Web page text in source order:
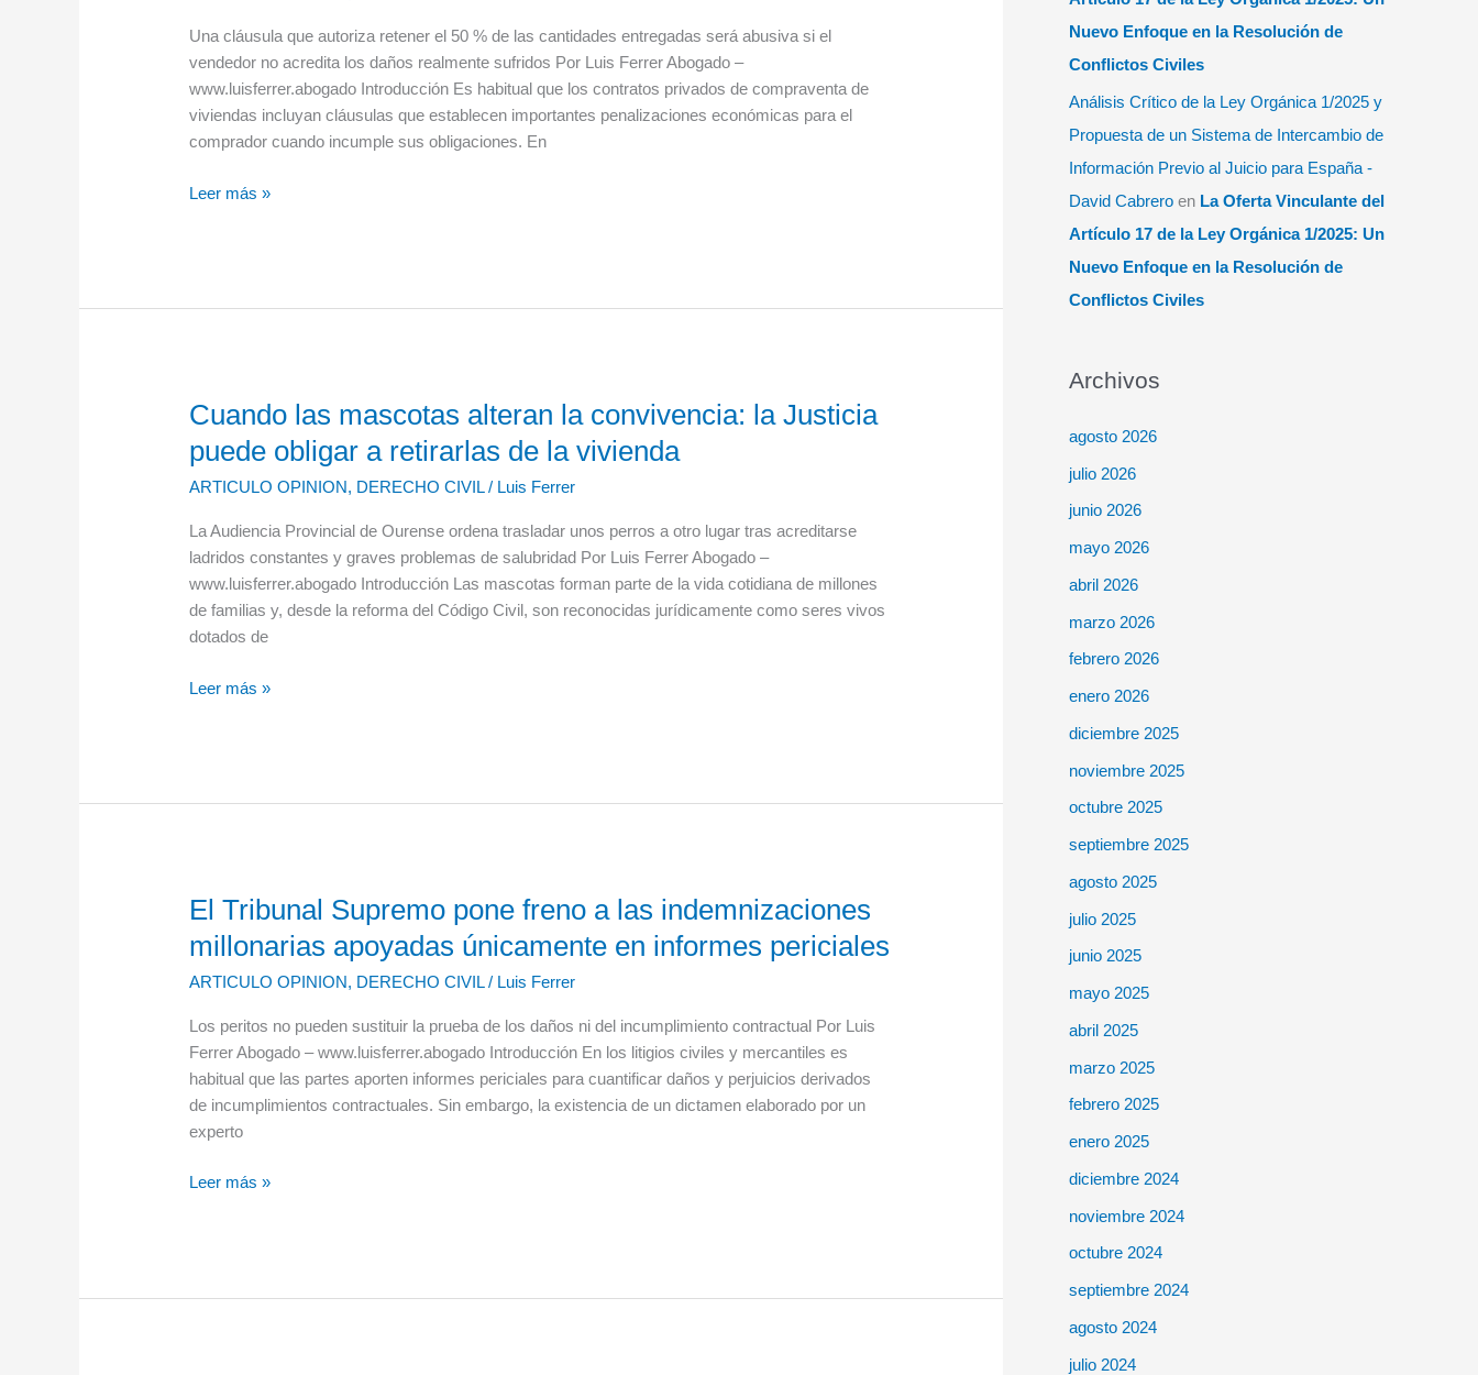
Una cláusula que autoriza retener el 50 % de las cantidades entregadas será abusiva si el
vendedor no acredita los daños realmente sufridos Por Luis Ferrer Abogado –
www.luisferrer.abogado Introducción Es habitual que los contratos privados de compraventa de
viviendas incluyan cláusulas que establecen importantes penalizaciones económicas para el
comprador cuando incumple sus obligaciones. En
las
cláusulas
que
permiten
al
quedarse
Leer más »
Cuando las mascotas alteran la convivencia: la Justicia
puede obligar a retirarlas de la vivienda
ARTICULO OPINION, DERECHO CIVIL/ Luis Ferrer
La Audiencia Provincial de Ourense ordena trasladar unos perros a otro lugar tras acreditarse
ladridos constantes y graves problemas de salubridad Por Luis Ferrer Abogado –
www.luisferrer.abogado Introducción Las mascotas forman parte de la vida cotidiana de millones
de familias y, desde la reforma del Código Civil, son reconocidas jurídicamente como seres vivos
dotados de
Cuando
mascotas
alteran
convivencia:
la
Justicia
puede
obligar
retirarlas
Leer más »
El Tribunal Supremo pone freno a las indemnizaciones
millonarias apoyadas únicamente en informes periciales
ARTICULO OPINION, DERECHO CIVIL/ Luis Ferrer
Los peritos no pueden sustituir la prueba de los daños ni del incumplimiento contractual Por Luis
Ferrer Abogado – www.luisferrer.abogado Introducción En los litigios civiles y mercantiles es
habitual que las partes aporten informes periciales para cuantificar daños y perjuicios derivados
de incumplimientos contractuales. Sin embargo, la existencia de un dictamen elaborado por un
experto
El
Supremo
pone
a
las
indemnizaciones
millonarias
apoyadas
en
Leer más »
Nuevo Enfoque en la Resolución de
Conflictos Civiles
Análisis Crítico de la Ley Orgánica 1/2025 y
Propuesta de un Sistema de Intercambio de
Información Previo al Juicio para España -
David Cabrero en La Oferta Vinculante del
Artículo 17 de la Ley Orgánica 1/2025: Un
Nuevo Enfoque en la Resolución de
Conflictos Civiles
Archivos
agosto 2026
julio 2026
junio 2026
mayo 2026
abril 2026
marzo 2026
febrero 2026
enero 2026
diciembre 2025
noviembre 2025
octubre 2025
septiembre 2025
agosto 2025
julio 2025
junio 2025
mayo 2025
abril 2025
marzo 2025
febrero 2025
enero 2025
diciembre 2024
noviembre 2024
octubre 2024
septiembre 2024
agosto 2024
julio 2024